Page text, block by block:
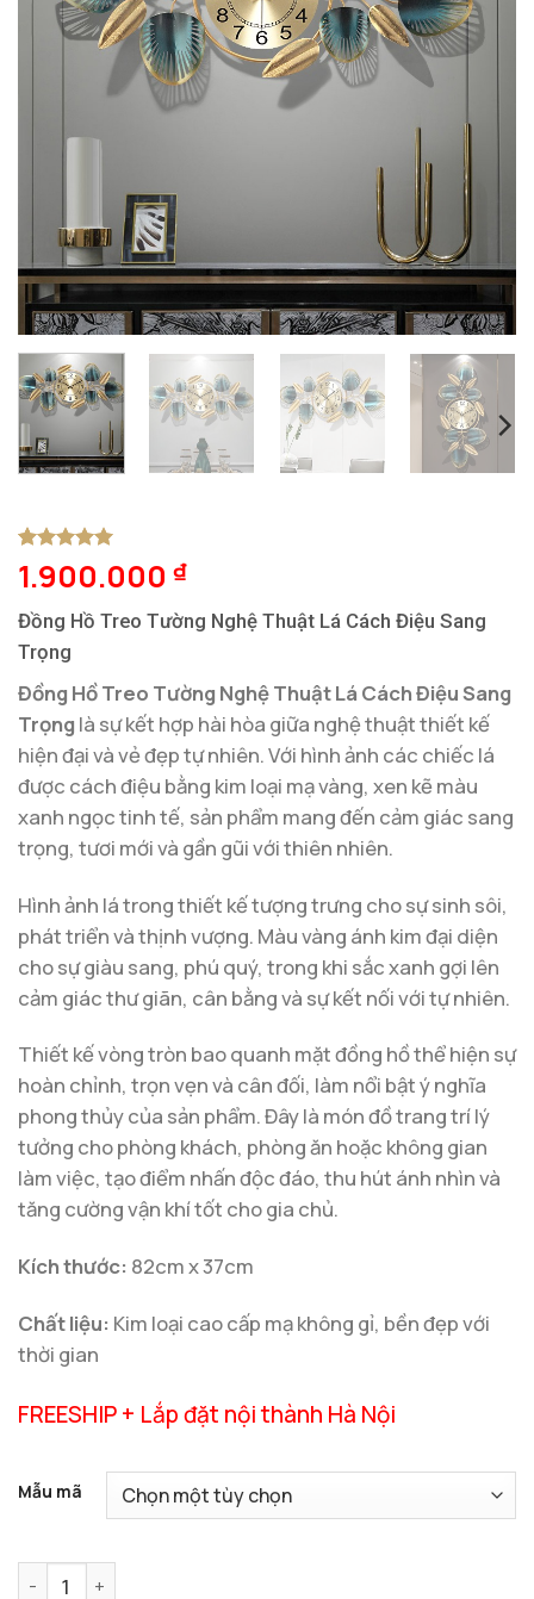
5trên 5
dựa trên
1
1.900.000 ₫
Đồng Hồ Treo Tường Nghệ Thuật Lá Cách Điệu Sang
Trọng
Đồng Hồ Treo Tường Nghệ Thuật Lá Cách Điệu Sang
Trọng là sự kết hợp hài hòa giữa nghệ thuật thiết kế
hiện đại và vẻ đẹp tự nhiên. Với hình ảnh các chiếc lá
được cách điệu bằng kim loại mạ vàng, xen kẽ màu
xanh ngọc tinh tế, sản phẩm mang đến cảm giác sang
trọng, tươi mới và gần gũi với thiên nhiên.
Hình ảnh lá trong thiết kế tượng trưng cho sự sinh sôi,
phát triển và thịnh vượng. Màu vàng ánh kim đại diện
cho sự giàu sang, phú quý, trong khi sắc xanh gợi lên
cảm giác thư giãn, cân bằng và sự kết nối với tự nhiên.
Thiết kế vòng tròn bao quanh mặt đồng hồ thể hiện sự
hoàn chỉnh, trọn vẹn và cân đối, làm nổi bật ý nghĩa
phong thủy của sản phẩm. Đây là món đồ trang trí lý
tưởng cho phòng khách, phòng ăn hoặc không gian
làm việc, tạo điểm nhấn độc đáo, thu hút ánh nhìn và
tăng cường vận khí tốt cho gia chủ.
Kích thước: 82cm x 37cm
Chất liệu: Kim loại cao cấp mạ không gỉ, bền đẹp với
thời gian
FREESHIP + Lắp đặt nội thành Hà Nội
Mẫu mã
Đồng Hồ Treo Tường Lá Cách Điệu số lượng